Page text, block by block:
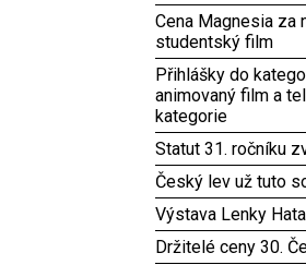
Cena Magnesia za
studentský film
Přihlášky do
animovaný film a
kategorie
Statut 31. ročníku
Český lev už tuto
Výstava Lenky
Držitelé ceny 30.